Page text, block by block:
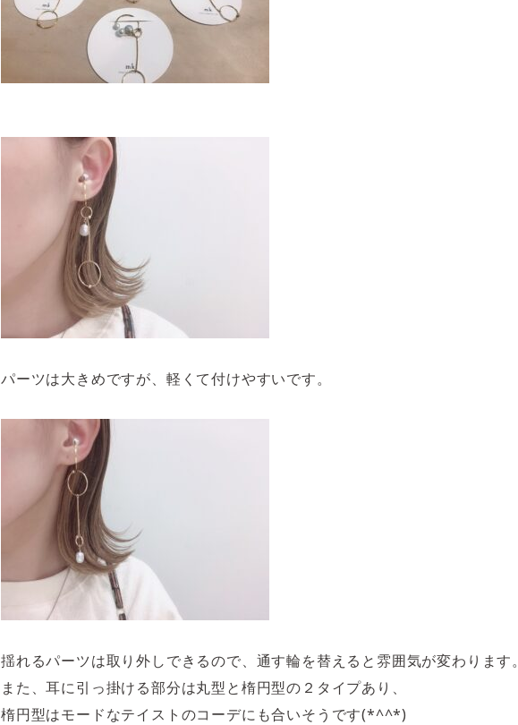
パーツは大きめですが、軽くて付けやすいです。
揺れるパーツは取り外しできるので、通す輪を替えると雰囲気が変わります。
また、耳に引っ掛ける部分は丸型と楕円型の２タイプあり、
楕円型はモードなテイストのコーデにも合いそうです(*^^*)